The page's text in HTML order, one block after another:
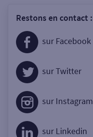
Restons en contact :
sur Facebook
sur Twitter
sur Instagram
sur Linkedin